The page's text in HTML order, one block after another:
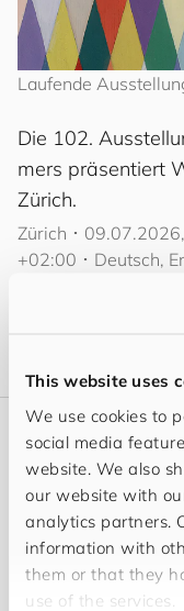
This website uses
We use cookies to
social media
website. We also
our website with
analytics partners.
information with
them or that they
use of the services.
Laufende
Die 102.
mers präsentiert
Zürich.
Zürich ･
+02:00 ･ Deutsch,
Menschen
Unser Team
Sortiere nach: